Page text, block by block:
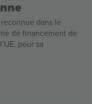
dans le
de financement de
pour sa